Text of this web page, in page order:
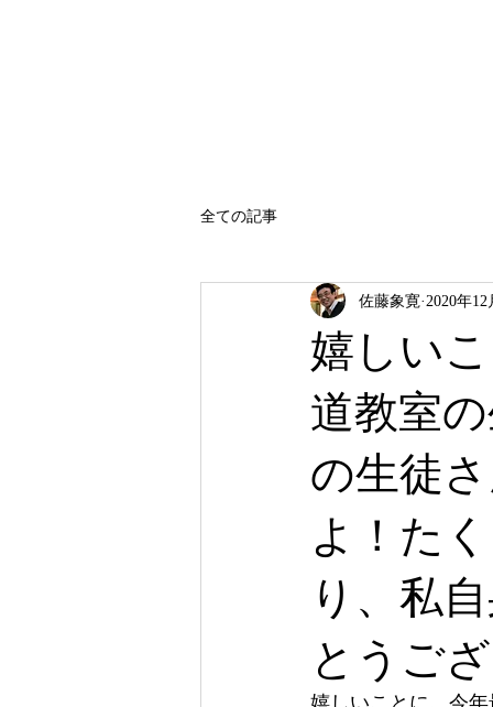
全ての記事
嬉しい
道教室
の生徒
よ！た
り、私
とうご
佐藤象寛 2020年12
嬉しいことに、今